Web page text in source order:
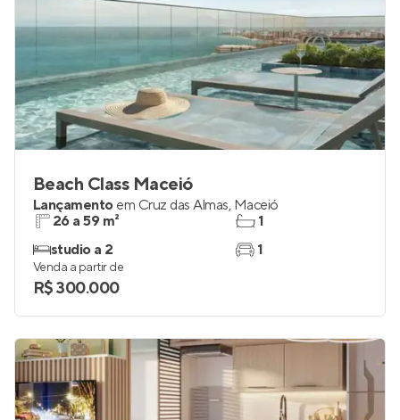
Beach Class Maceió
Lançamento em Cruz das Almas, Maceió
26 a 59 m²
studio a 2
1
1
Venda a partir de
R$ 300.000